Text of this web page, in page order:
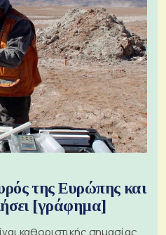
της Ευρώπης και
[γράφημα]